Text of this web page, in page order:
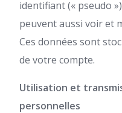
identifiant (« pseudo
peuvent aussi voir et
Ces données sont
de votre compte.
Utilisation et
personnelles